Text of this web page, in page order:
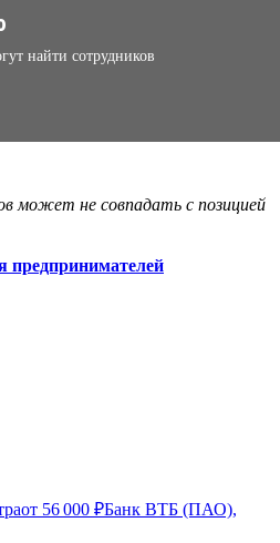
найти сотрудников
может не совпадать с позицией
предпринимателей
от 56 000 ₽Банк ВТБ (ПАО),